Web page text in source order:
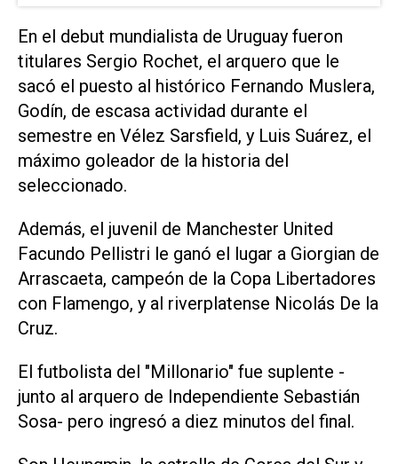
En el debut mundialista de Uruguay fueron
titulares Sergio Rochet, el arquero que le
sacó el puesto al histórico Fernando Muslera,
Godín, de escasa actividad durante el
semestre en Vélez Sarsfield, y Luis Suárez, el
máximo goleador de la historia del
seleccionado.
Además, el juvenil de Manchester United
Facundo Pellistri le ganó el lugar a Giorgian de
Arrascaeta, campeón de la Copa Libertadores
con Flamengo, y al riverplatense Nicolás De la
Cruz.
El futbolista del "Millonario" fue suplente -
junto al arquero de Independiente Sebastián
Sosa- pero ingresó a diez minutos del final.